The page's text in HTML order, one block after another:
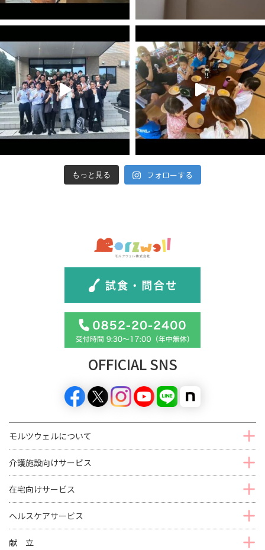
もっと見る フォローする
OFFICIAL SNS
モルツウェルについて
介護施設向けサービス
在宅向けサービス
ヘルスケアサービス
献 立